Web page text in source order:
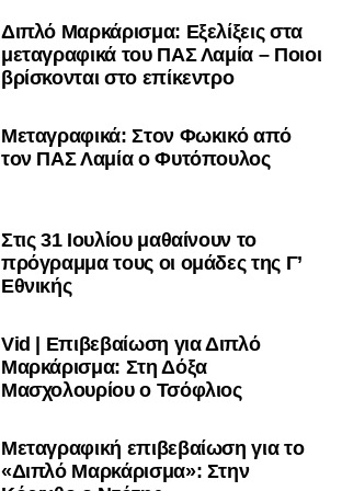
Διπλό Μαρκάρισμα: Εξελίξεις στα
μεταγραφικά του ΠΑΣ Λαμία – Ποιοι
βρίσκονται στο επίκεντρο
Μεταγραφικά: Στον Φωκικό από
τον ΠΑΣ Λαμία ο Φυτόπουλος
Στις 31 Ιουλίου μαθαίνουν το
πρόγραμμα τους οι ομάδες της Γ’
Εθνικής
Vid | Επιβεβαίωση για Διπλό
Μαρκάρισμα: Στη Δόξα
Μασχολουρίου ο Τσόφλιος
Μεταγραφική επιβεβαίωση για το
«Διπλό Μαρκάρισμα»: Στην